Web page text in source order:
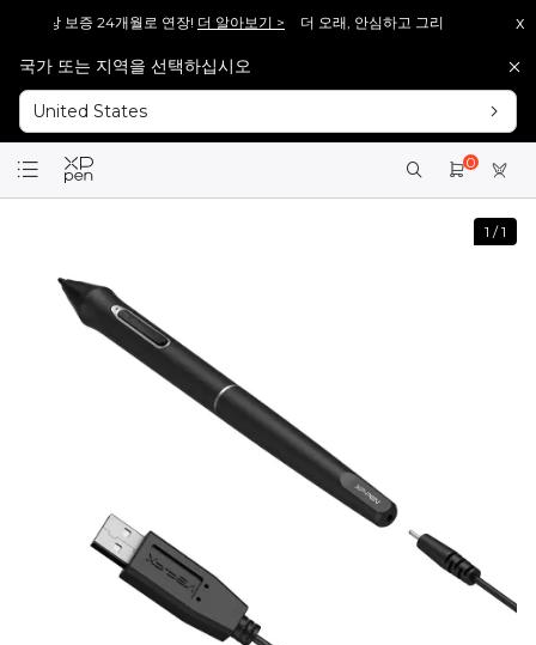
상 보증 24개월로 연장!더 알아보기 > 더 오래, 안심하고 그리세요. Magic
V2], 다시 돌아왔습니다!바로보기 >> [재입고 안내] 많은 분들이 기다려주신
V2], 다시 돌아왔습니다! [재입고 안내] 많은 분들이 기다려주신
회원가입 시 <1만 원> 상당 포인트를 증정합니다. 바로가입 >
설레는 핑크의 등장! Artist 12 3세대 핑크 에디션 출시!더 알아보기 >
x
국가 또는 지역을 선택하십시오
United States
0
1 /1